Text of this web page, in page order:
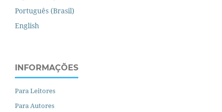
Português (Brasil)
English
INFORMAÇÕES
Para Leitores
Para Autores